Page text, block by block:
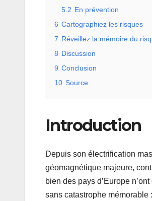
5.2 En prévention
6 Cartographiez les risques
7 Réveillez la mémoire du
8 Discussion
9 Conclusion
10 Source
Introduction
Depuis son électrification
géomagnétique majeure,
bien des pays d’Europe
sans catastrophe mémorable